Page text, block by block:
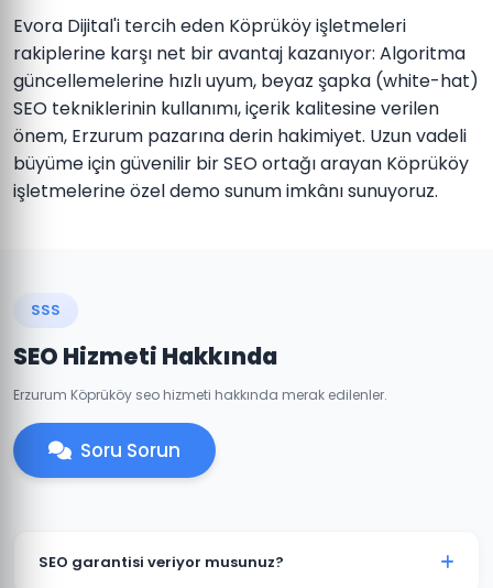
Evora Dijital'i tercih eden Köprüköy işletmeleri
rakiplerine karşı net bir avantaj kazanıyor: Algoritma
güncellemelerine hızlı uyum, beyaz şapka (white-hat)
SEO tekniklerinin kullanımı, içerik kalitesine verilen
önem, Erzurum pazarına derin hakimiyet. Uzun vadeli
büyüme için güvenilir bir SEO ortağı arayan Köprüköy
işletmelerine özel demo sunum imkânı sunuyoruz.
SSS
SEO Hizmeti Hakkında
Erzurum Köprüköy seo hizmeti hakkında merak edilenler.
Soru Sorun
SEO garantisi veriyor musunuz?